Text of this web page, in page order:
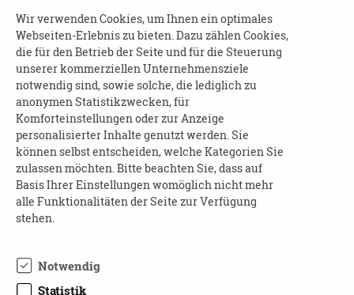
Anmeldung:
bis 05.03.2024 unter
https://mitdenken.sachsen.de/1038498
Uhrzeit:
Die Veranstaltung findet von 14.30 bis 16.30 Uhr
statt.
Veranstaltungsort:
Bürgerverwaltungszentrum Moritzhof,
Kosten:
Wir verwenden Cookies, um Ihnen ein optimales
Webseiten-Erlebnis zu bieten. Dazu zählen Cookies,
die für den Betrieb der Seite und für die Steuerung
unserer kommerziellen Unternehmensziele
notwendig sind, sowie solche, die lediglich zu
anonymen Statistikzwecken, für
Komforteinstellungen oder zur Anzeige
personalisierter Inhalte genutzt werden. Sie
können selbst entscheiden, welche Kategorien Sie
zulassen möchten. Bitte beachten Sie, dass auf
Basis Ihrer Einstellungen womöglich nicht mehr
alle Funktionalitäten der Seite zur Verfügung
stehen.
Notwendig
Statistik